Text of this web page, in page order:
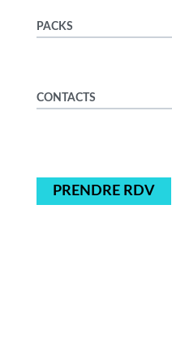
PACKS
CONTACTS
PRENDRE RDV